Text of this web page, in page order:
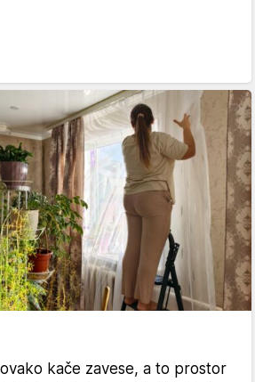
kače zavese, a to prostor